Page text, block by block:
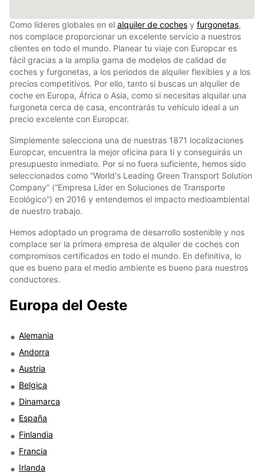
Como líderes globales en el alquiler de coches y furgonetas,
nos complace proporcionar un excelente servicio a nuestros
clientes en todo el mundo. Planear tu viaje con Europcar es
fácil gracias a la amplia gama de modelos de calidad de
coches y furgonetas, a los periodos de alquiler flexibles y a los
precios competitivos. Por ello, tanto si buscas un alquiler de
coche en Europa, África o Asia, como si necesitas alquilar una
furgoneta cerca de casa, encontrarás tu vehículo ideal a un
precio excelente con Europcar.
Simplemente selecciona una de nuestras 1871 localizaciones
Europcar, encuentra la mejor oficina para ti y conseguirás un
presupuesto inmediato. Por si no fuera suficiente, hemos sido
seleccionados como “World's Leading Green Transport Solution
Company” (“Empresa Líder en Soluciones de Transporte
Ecológico”) en 2016 y entendemos el impacto medioambiental
de nuestro trabajo.
Hemos adoptado un programa de desarrollo sostenible y nos
complace ser la primera empresa de alquiler de coches con
compromisos certificados en todo el mundo. En definitiva, lo
que es bueno para el medio ambiente es bueno para nuestros
conductores.
Europa del Oeste
Alemania
Andorra
Austria
Belgica
Dinamarca
España
Finlandia
Francia
Irlanda